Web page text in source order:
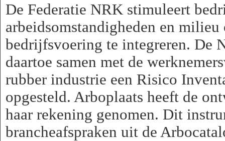
De Federatie NRK stimuleert
arbeidsomstandigheden en
bedrijfsvoering te integreren. De
daartoe samen met de
rubber industrie een Risico
opgesteld. Arboplaats heeft de
haar rekening genomen. Dit
brancheafspraken uit de